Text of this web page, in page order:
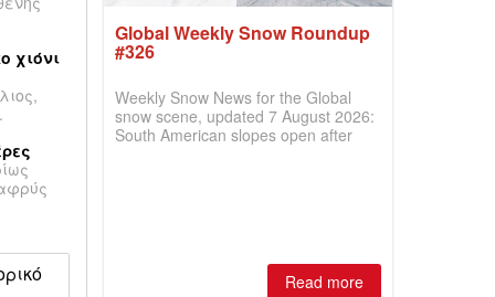
χιόνι
Global Weekly Snow Roundup
#326
Weekly Snow News for the Global
snow scene, updated 7 August 2026:
South American slopes open after
Read more